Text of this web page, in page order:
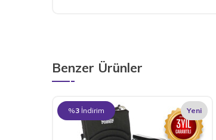
Benzer Ürünler
%3 İndirim Yeni